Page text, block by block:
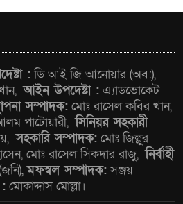
লালমনিরহাটে মাদকসহ
মোটরসাইকেল জব্দ বিজিবি’র
ওমানের সঙ্গে ইরানের হরমুজ
পরিকল্পনা চূড়ান্তের পথে
আত-তানযীল ইনস্টিটিউট চট্টগ্রাম
:ডি আই জি আনোয়ার (অব:),
আইন উপদেষ্টা : এ্যাডভোকেট
সম্পাদক: মোঃ রাসেল কবির খান,
পাটোয়ারী,সিনিয়র সহকারী
সহকারি সম্পাদক: মোঃ জিল্লুর
মোঃ রাসেল সিকদার রাজু,নির্বাহী
মফস্বল সম্পাদক:সঞ্জয়
: মোকাদ্দাস মোল্লা।